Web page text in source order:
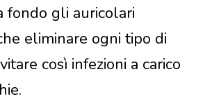
fondo gli auricolari
eliminare ogni tipo di
così infezioni a carico